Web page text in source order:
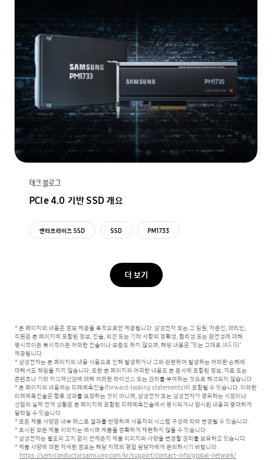
테크 블로그
PCIe 4.0 기반 SSD 개요
엔터프라이즈 SSD SSD PM1733
더 보기
* 본 페이지의 내용은 정보 제공을 목적으로만 제공됩니다. 삼성전자 또는 그 임원, 자문인, 대리인,
직원은 본 페이지에 포함된 정보, 진술, 의견 또는 기타 사항의 정확성, 합리성 또는 완전성에 대해
명시적이든 묵시적이든 어떠한 진술이나 보증도 하지 않으며, 해당 내용은 “있는 그대로 (AS IS)”
제공됩니다.
* 삼성전자는 본 페이지의 내용 사용으로 인해 발생하거나 그와 관련하여 발생하는 어떠한 손해에
대해서도 책임을 지지 않습니다.또한 본 페이지의 어떠한 내용도 본 문서에 포함된 정보, 자료 또는
콘텐츠나 기타 지식재산권에 대해 어떠한 라이선스 또는 권리를 부여하는 것으로 해석되지 않습니다.
* 본 페이지의 내용에는 미래예측진술(forward-looking statements)이 포함될 수 있습니다. 이러한
미래예측진술은 향후 성과를 보장하는 것이 아니며,삼성전자 또는 삼성전자가 영위하는 시장이나
산업의 실제 전개 상황은 본 페이지에 포함된 미래예측진술에서 명시되거나 암시된 내용과 중대하게
달라질 수 있습니다.
* 모든 제품 사양은 내부 테스트 결과를 반영하며 사용자의 시스템 구성에 따라 변경될 수 있습니다.
* 표시된 모든 제품 이미지는 예시며 제품을 정확하게 재현하지 않을 수 있습니다.
* 삼성전자는 별도의 고지 없이 언제든지 제품 이미지와 사양을 변경할 권리를 보유하고 있습니다.
* 제품 사양에 대한 자세한 정보는 해당 지역의 영업 담당자에게 문의하시기 바랍니다.
https://semiconductor.samsung.com/kr/support/contact-info/global-network/